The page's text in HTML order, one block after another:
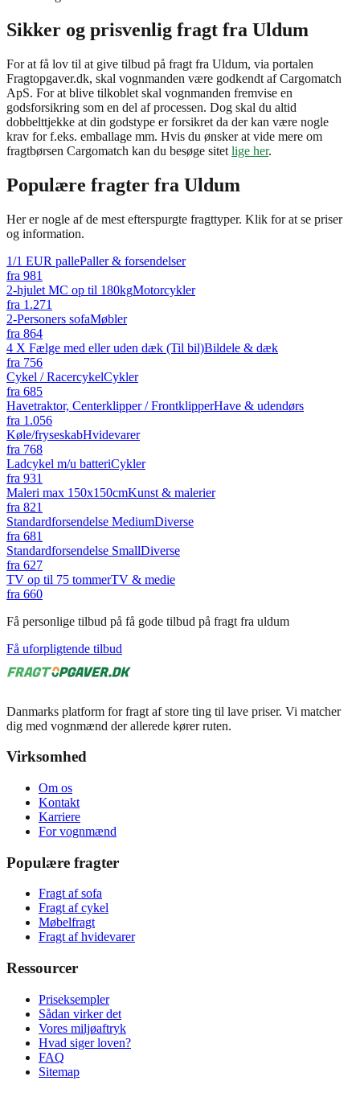
Sikker og prisvenlig fragt fra Uldum
For at få lov til at give tilbud på fragt fra Uldum, via portalen
Fragtopgaver.dk, skal vognmanden være godkendt af Cargomatch
ApS. For at blive tilkoblet skal vognmanden fremvise en
godsforsikring som en del af processen. Dog skal du altid
dobbelttjekke at din godstype er forsikret da der kan være nogle
krav for f.eks. emballage mm. Hvis du ønsker at vide mere om
fragtbørsen Cargomatch kan du besøge sitet lige her.
Populære fragter fra Uldum
Her er nogle af de mest efterspurgte fragttyper. Klik for at se priser
og information.
1/1 EUR pallePaller & forsendelser
fra 981
2-hjulet MC op til 180kgMotorcykler
fra 1.271
2-Personers sofaMøbler
fra 864
4 X Fælge med eller uden dæk (Til bil)Bildele & dæk
fra 756
Cykel / RacercykelCykler
fra 685
Havetraktor, Centerklipper / FrontklipperHave & udendørs
fra 1.056
Køle/fryseskabHvidevarer
fra 768
Ladcykel m/u batteriCykler
fra 931
Maleri max 150x150cmKunst & malerier
fra 821
Standardforsendelse MediumDiverse
fra 681
Standardforsendelse SmallDiverse
fra 627
TV op til 75 tommerTV & medie
fra 660
Få personlige tilbud på få gode tilbud på fragt fra uldum
Få uforpligtende tilbud
Danmarks platform for fragt af store ting til lave priser. Vi matcher
dig med vognmænd der allerede kører ruten.
Virksomhed
Om os
Kontakt
Karriere
For vognmænd
Populære fragter
Fragt af sofa
Fragt af cykel
Møbelfragt
Fragt af hvidevarer
Ressourcer
Priseksempler
Sådan virker det
Vores miljøaftryk
Hvad siger loven?
FAQ
Sitemap